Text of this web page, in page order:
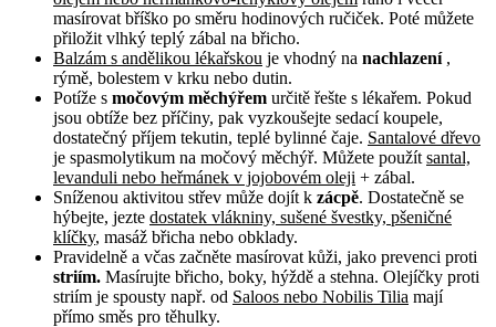
masírovat bříško po směru hodinových ručiček. Poté můžete
přiložit vlhký teplý zábal na břicho.
Balzám s andělikou lékařskou je vhodný na nachlazení,
rýmě, bolestem v krku nebo dutin.
Potíže s močovým měchýřem určitě řešte s lékařem. Pokud
jsou obtíže bez příčiny, pak vyzkoušejte sedací koupele,
dostatečný příjem tekutin, teplé bylinné čaje. Santalové dřevo
je spasmolytikum na močový měchýř. Můžete použít santal,
levanduli nebo heřmánek v jojobovém oleji + zábal.
Sníženou aktivitou střev může dojít k zácpě. Dostatečně se
hýbejte, jezte dostatek vlákniny, sušené švestky, pšeničné
klíčky, masáž břicha nebo obklady.
Pravidelně a včas začněte masírovat kůži, jako prevenci proti
striím. Masírujte břicho, boky, hýždě a stehna. Olejíčky proti
striím je spousty např. od Saloos nebo Nobilis Tilia mají
přímo směs pro těhulky.